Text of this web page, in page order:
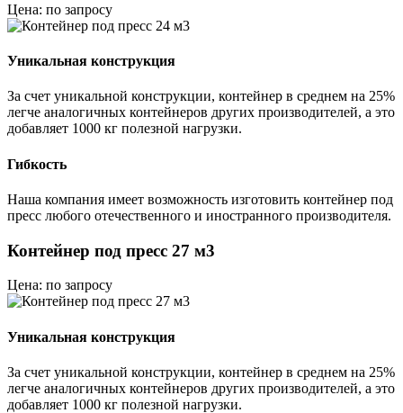
Цена: по запросу
Уникальная конструкция
За счет уникальной конструкции, контейнер в среднем на 25%
легче аналогичных контейнеров других производителей, а это
добавляет 1000 кг полезной нагрузки.
Гибкость
Наша компания имеет возможность изготовить контейнер под
пресс любого отечественного и иностранного производителя.
Контейнер под пресс 27 м3
Цена: по запросу
Уникальная конструкция
За счет уникальной конструкции, контейнер в среднем на 25%
легче аналогичных контейнеров других производителей, а это
добавляет 1000 кг полезной нагрузки.